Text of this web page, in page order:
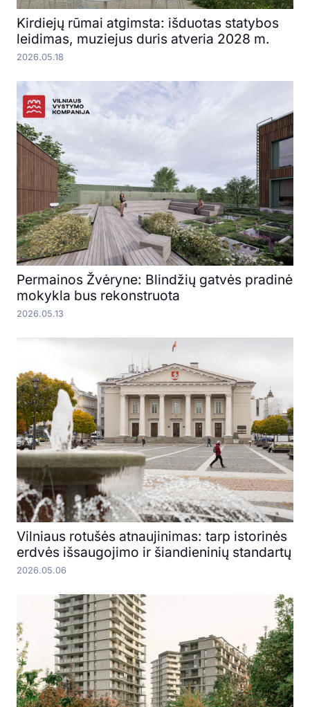
Kirdiejų rūmai atgimsta: išduotas statybos
leidimas, muziejus duris atveria 2028 m.
2026.05.18
Permainos Žvėryne: Blindžių gatvės pradinė
mokykla bus rekonstruota
2026.05.13
Vilniaus rotušės atnaujinimas: tarp istorinės
erdvės išsaugojimo ir šiandieninių standartų
2026.05.06